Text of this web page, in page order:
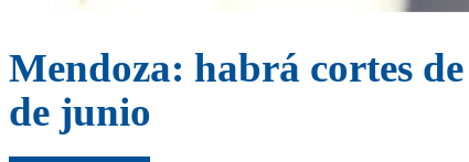
Mendoza: habrá cortes
de junio